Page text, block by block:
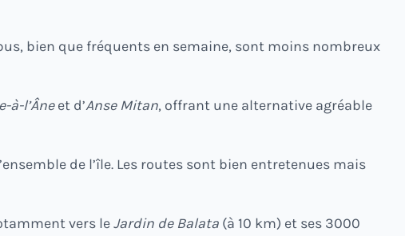
bien que fréquents en semaine, sont moins nombreux
à-l’Âneet d’Anse Mitan, offrant une alternative agréable
de l’île. Les routes sont bien entretenues mais
vers leJardin de Balata (à 10 km) et ses 3000